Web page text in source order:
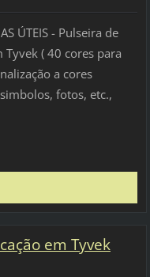
ÚTEIS - Pulseira de
Tyvek ( 40 cores para
a cores
fotos, etc.,
em Tyvek